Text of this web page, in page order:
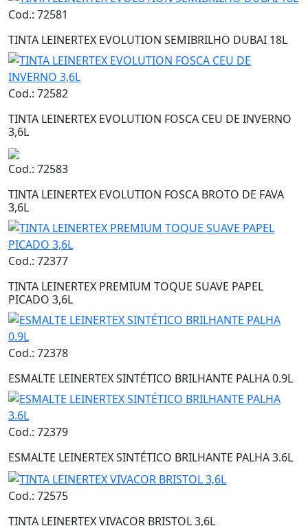
Cod.: 72581
TINTA LEINERTEX EVOLUTION SEMIBRILHO DUBAI 18L
Cod.: 72582
TINTA LEINERTEX EVOLUTION FOSCA CEU DE INVERNO
3,6L
Cod.: 72583
TINTA LEINERTEX EVOLUTION FOSCA BROTO DE FAVA
3,6L
Cod.: 72377
TINTA LEINERTEX PREMIUM TOQUE SUAVE PAPEL
PICADO 3,6L
Cod.: 72378
ESMALTE LEINERTEX SINTÉTICO BRILHANTE PALHA 0.9L
Cod.: 72379
ESMALTE LEINERTEX SINTÉTICO BRILHANTE PALHA 3.6L
Cod.: 72575
TINTA LEINERTEX VIVACOR BRISTOL 3,6L